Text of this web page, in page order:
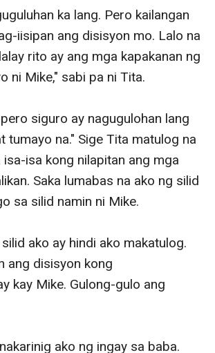
ka lang. Pero kailangan
iisipan ang disisyon mo. Lalo na
rito ay ang mga kapakanan ng
ni Mike," sabi pa ni Tita.
siguro ay nagugulohan lang
tumayo na." Sige Tita matulog na
isa-isa kong nilapitan ang mga
Saka lumabas na ako ng silid
sa silid namin ni Mike.
ako ay hindi ako makatulog.
ang disisyon kong
kay Mike. Gulong-gulo ang
ako ng ingay sa baba.